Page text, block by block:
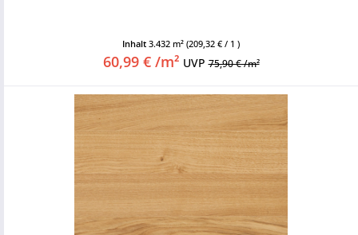
Inhalt 3.432 m² (209,32 € / 1 )
60,99 € /m² UVP75,90 € /m²